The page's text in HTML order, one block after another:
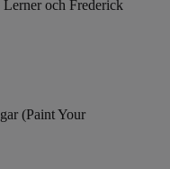
och Frederick
(Paint Your